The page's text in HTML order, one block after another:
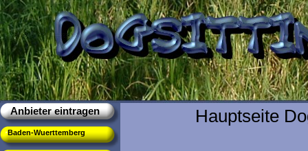
Anbieter eintragen
Baden-Wuerttemberg
Hauptseite